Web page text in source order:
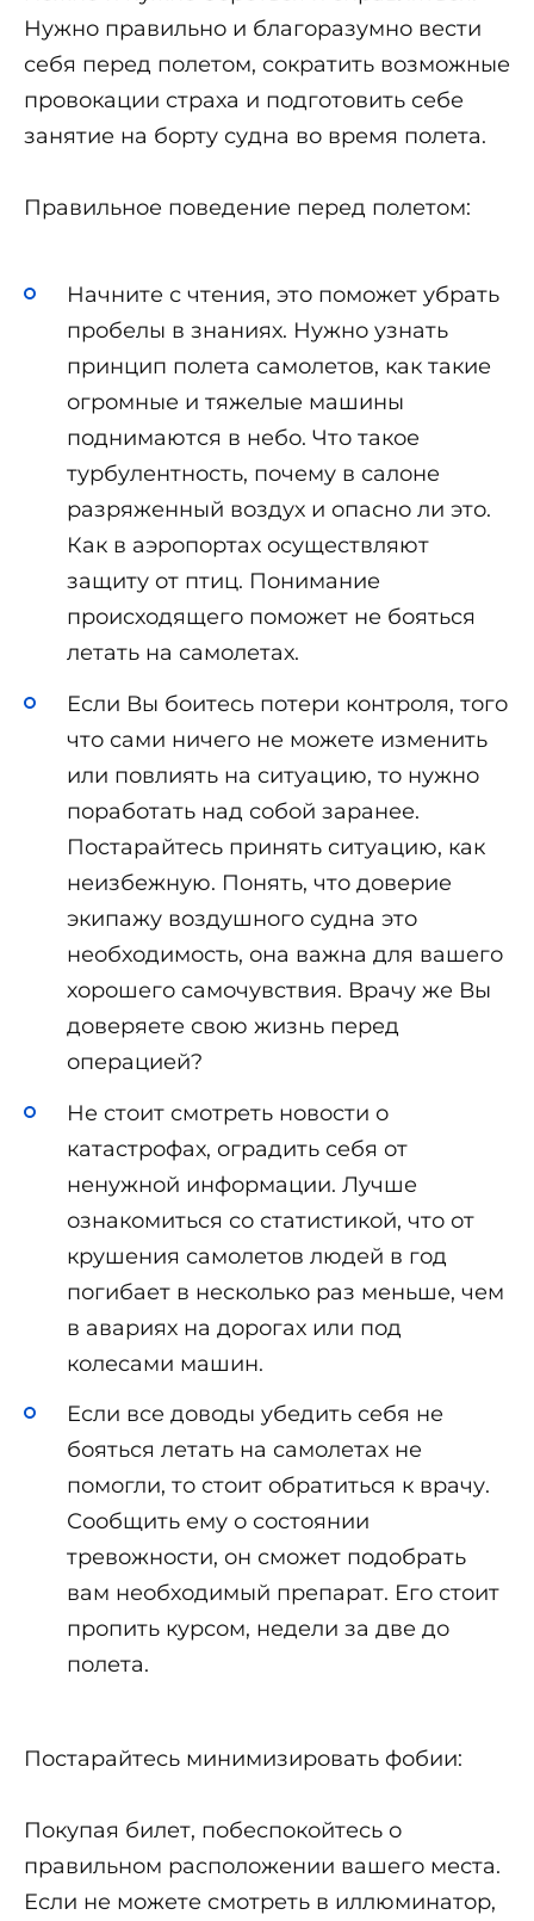
Нужно правильно и благоразумно вести
себя перед полетом, сократить возможные
провокации страха и подготовить себе
занятие на борту судна во время полета.
Правильное поведение перед полетом:
Начните с чтения, это поможет убрать
пробелы в знаниях. Нужно узнать
принцип полета самолетов, как такие
огромные и тяжелые машины
поднимаются в небо. Что такое
турбулентность, почему в салоне
разряженный воздух и опасно ли это.
Как в аэропортах осуществляют
защиту от птиц. Понимание
происходящего поможет не бояться
летать на самолетах.
Если Вы боитесь потери контроля, того
что сами ничего не можете изменить
или повлиять на ситуацию, то нужно
поработать над собой заранее.
Постарайтесь принять ситуацию, как
неизбежную. Понять, что доверие
экипажу воздушного судна это
необходимость, она важна для вашего
хорошего самочувствия. Врачу же Вы
доверяете свою жизнь перед
операцией?
Не стоит смотреть новости о
катастрофах, оградить себя от
ненужной информации. Лучше
ознакомиться со статистикой, что от
крушения самолетов людей в год
погибает в несколько раз меньше, чем
в авариях на дорогах или под
колесами машин.
Если все доводы убедить себя не
бояться летать на самолетах не
помогли, то стоит обратиться к врачу.
Сообщить ему о состоянии
тревожности, он сможет подобрать
вам необходимый препарат. Его стоит
пропить курсом, недели за две до
полета.
Постарайтесь минимизировать фобии:
Покупая билет, побеспокойтесь о
правильном расположении вашего места.
Если не можете смотреть в иллюминатор,